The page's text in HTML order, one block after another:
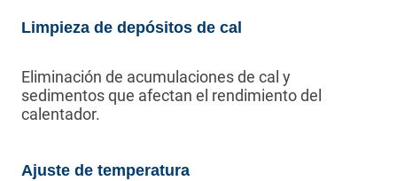
Limpieza de depósitos de cal
Eliminación de acumulaciones de cal y
sedimentos que afectan el rendimiento del
calentador.
Ajuste de temperatura